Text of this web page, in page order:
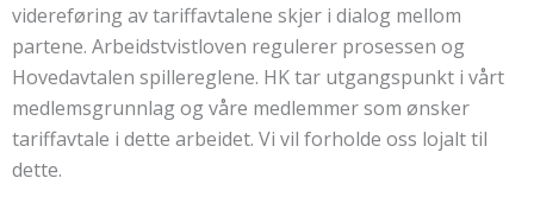
videreføring av tariffavtalene skjer i dialog mellom
partene. Arbeidstvistloven regulerer prosessen og
Hovedavtalen spillereglene. HK tar utgangspunkt i vårt
medlemsgrunnlag og våre medlemmer som ønsker
tariffavtale i dette arbeidet. Vi vil forholde oss lojalt til
dette.